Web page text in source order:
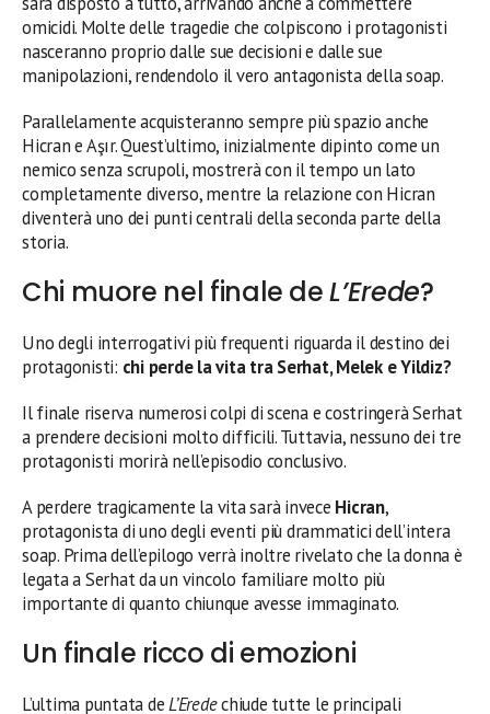
omicidi. Molte delle tragedie che colpiscono i protagonisti
nasceranno proprio dalle sue decisioni e dalle sue
manipolazioni, rendendolo il vero antagonista della soap.
Parallelamente acquisteranno sempre più spazio anche
Hicran e Aşır. Quest’ultimo, inizialmente dipinto come un
nemico senza scrupoli, mostrerà con il tempo un lato
completamente diverso, mentre la relazione con Hicran
diventerà uno dei punti centrali della seconda parte della
storia.
Chi muore nel finale deL’Erede?
Uno degli interrogativi più frequenti riguarda il destino dei
protagonisti: chi perde la vita tra Serhat, Melek e Yildiz?
Il finale riserva numerosi colpi di scena e costringerà Serhat
a prendere decisioni molto difficili. Tuttavia, nessuno dei tre
protagonisti morirà nell’episodio conclusivo.
A perdere tragicamente la vita sarà invece Hicran,
protagonista di uno degli eventi più drammatici dell’intera
soap. Prima dell’epilogo verrà inoltre rivelato che la donna è
legata a Serhat da un vincolo familiare molto più
importante di quanto chiunque avesse immaginato.
Un finale ricco di emozioni
L’ultima puntata deL’Eredechiude tutte le principali